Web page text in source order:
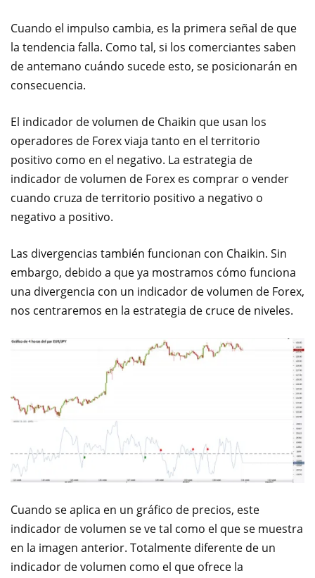
Cuando el impulso cambia, es la primera señal de que
la tendencia falla. Como tal, si los comerciantes saben
de antemano cuándo sucede esto, se posicionarán en
consecuencia.
El indicador de volumen de Chaikin que usan los
operadores de Forex viaja tanto en el territorio
positivo como en el negativo. La estrategia de
indicador de volumen de Forex es comprar o vender
cuando cruza de territorio positivo a negativo o
negativo a positivo.
Las divergencias también funcionan con Chaikin. Sin
embargo, debido a que ya mostramos cómo funciona
una divergencia con un indicador de volumen de Forex,
nos centraremos en la estrategia de cruce de niveles.
Cuando se aplica en un gráfico de precios, este
indicador de volumen se ve tal como el que se muestra
en la imagen anterior. Totalmente diferente de un
indicador de volumen como el que ofrece la